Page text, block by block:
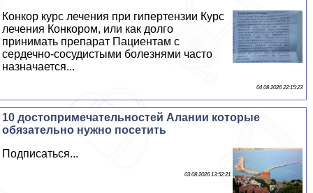
Конкор курс лечения при гипертензии Курс
лечения Конкором, или как долго
принимать препарат Пациентам с
сердечно-сосудистыми болезнями часто
назначается...
04 08 2026 22:15:23
10 достопримечательностей Алании которые
обязательно нужно посетить
Подписаться...
03 08 2026 13:52:21